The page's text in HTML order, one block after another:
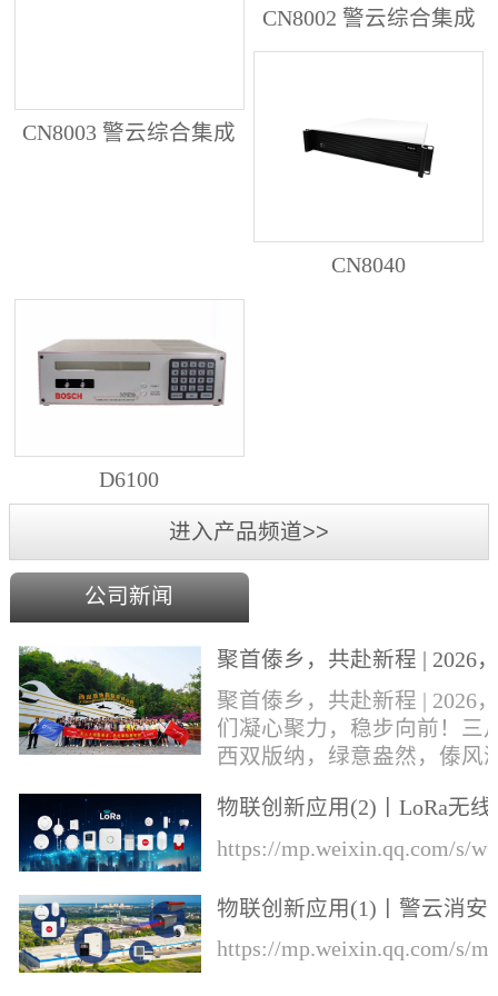
CN8003 警云综合集成
CN8002 警云综合集成
CN8040
D6100
进入产品频道>>
公司新闻
聚首傣乡，共赴新程 | 2026
们凝心聚力，稳步向前！
聚首傣乡，共赴新程 | 2026
们凝心聚力，稳步向前！三
西双版纳，绿意盎然，傣风
风中肆意绽放。丛文&华际
成员奔赴这片雨林热土，开
一场集年会盛典、团建游玩
业培训于一体的专属旅程！
才，展宏图，盛宴锚定前行
向本次旅程的开篇，便迎来
物联创新应用(2)丨LoRa无线
知的综合解决方案
https://mp.weixin.qq.com/s/
物联创新应用(1)丨警云消安
一体预警解决方案
https://mp.weixin.qq.com/s/